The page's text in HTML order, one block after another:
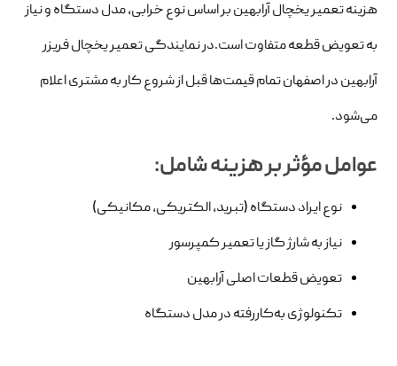
هزینه تعمیر یخچال آرابهین بر اساس نوع خرابی، مدل دستگاه و نیاز
به تعویض قطعه متفاوت است.در نمایندگی تعمیر یخچال فریزر
آرابهین در اصفهان تمام قیمت‌ها قبل از شروع کار به مشتری اعلام
می‌شود.
عوامل مؤثر بر هزینه شامل:
نوع ایراد دستگاه (تبرید، الکتریکی، مکانیکی)
نیاز به شارژ گاز یا تعمیر کمپرسور
تعویض قطعات اصلی آرابهین
تکنولوژی به‌کاررفته در مدل دستگاه